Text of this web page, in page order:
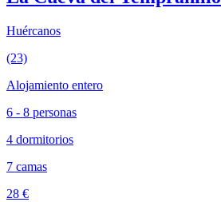
Huércanos
(23)
Alojamiento entero
6 - 8 personas
4 dormitorios
7 camas
28 €